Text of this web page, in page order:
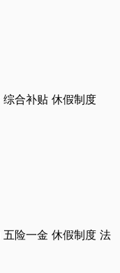
综合补贴 休假制度
五险一金 休假制度 法